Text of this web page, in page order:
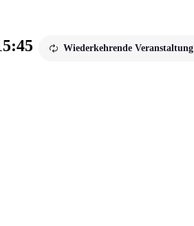
Wiederkehrende Veranstaltung